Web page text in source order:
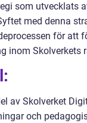
som utvecklats
med denna
för att
inom Skolverkets
av Skolverket
och